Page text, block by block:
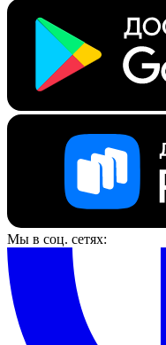
Мы в соц. сетях: